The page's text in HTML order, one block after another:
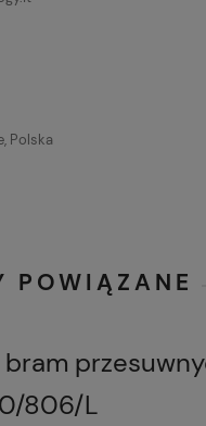
Polska
POWIĄZANE
806/L